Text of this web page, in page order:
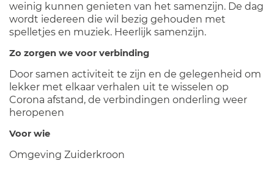
weinig kunnen genieten van het samenzijn. De dag
wordt iedereen die wil bezig gehouden met
spelletjes en muziek. Heerlijk samenzijn.
Zo zorgen we voor verbinding
Door samen activiteit te zijn en de gelegenheid om
lekker met elkaar verhalen uit te wisselen op
Corona afstand, de verbindingen onderling weer
heropenen
Voor wie
Omgeving Zuiderkroon